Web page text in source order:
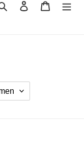
Suchen Einloggen